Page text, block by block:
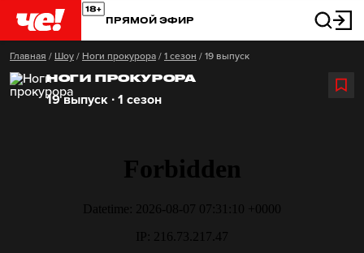
ПРЯМОЙ ЭФИР
Главная / Шоу / Ноги прокурора / 1 сезон / 19 выпуск
НОГИ ПРОКУРОРА
19 выпуск ∙ 1 сезон